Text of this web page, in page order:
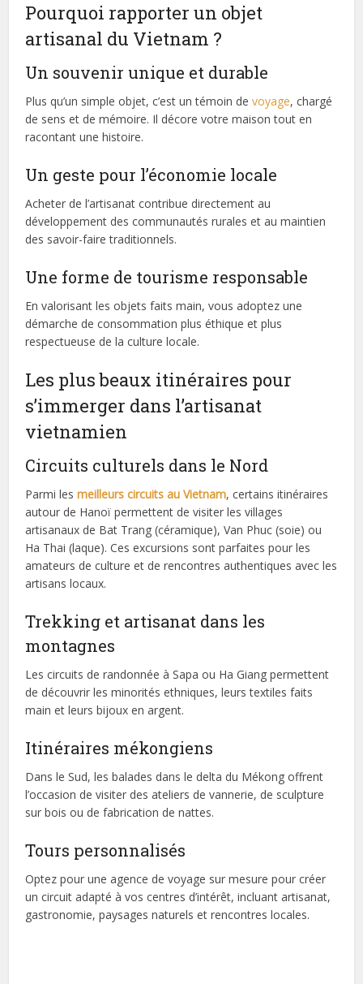
Pourquoi rapporter un objet
artisanal du Vietnam ?
Un souvenir unique et durable
Plus qu’un simple objet, c’est un témoin devoyage, chargé
de sens et de mémoire. Il décore votre maison tout en
racontant une histoire.
Un geste pour l’économie locale
Acheter de l’artisanat contribue directement au
développement des communautés rurales et au maintien
des savoir-faire traditionnels.
Une forme de tourisme responsable
En valorisant les objets faits main, vous adoptez une
démarche de consommation plus éthique et plus
respectueuse de la culture locale.
Les plus beaux itinéraires pour
s’immerger dans l’artisanat
vietnamien
Circuits culturels dans le Nord
Parmi lesmeilleurs circuits au Vietnam, certains itinéraires
autour de Hanoï permettent de visiter les villages
artisanaux de Bat Trang (céramique), Van Phuc (soie) ou
Ha Thai (laque). Ces excursions sont parfaites pour les
amateurs de culture et de rencontres authentiques avec les
artisans locaux.
Trekking et artisanat dans les
montagnes
Les circuits de randonnée à Sapa ou Ha Giang permettent
de découvrir les minorités ethniques, leurs textiles faits
main et leurs bijoux en argent.
Itinéraires mékongiens
Dans le Sud, les balades dans le delta du Mékong offrent
l’occasion de visiter des ateliers de vannerie, de sculpture
sur bois ou de fabrication de nattes.
Tours personnalisés
Optez pour une agence de voyage sur mesure pour créer
un circuit adapté à vos centres d’intérêt, incluant artisanat,
gastronomie, paysages naturels et rencontres locales.